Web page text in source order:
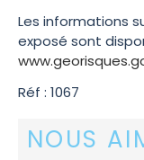
Les informations
exposé sont
Réf : 1067
NOUS